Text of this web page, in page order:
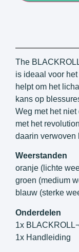
The
is ideaal voor
helpt om het
kans op
Weg met het
met het
daarin verwoven
Weerstanden
oranje (lichte
groen (medium
blauw (sterke
Onderdelen
1x
1x Handleiding